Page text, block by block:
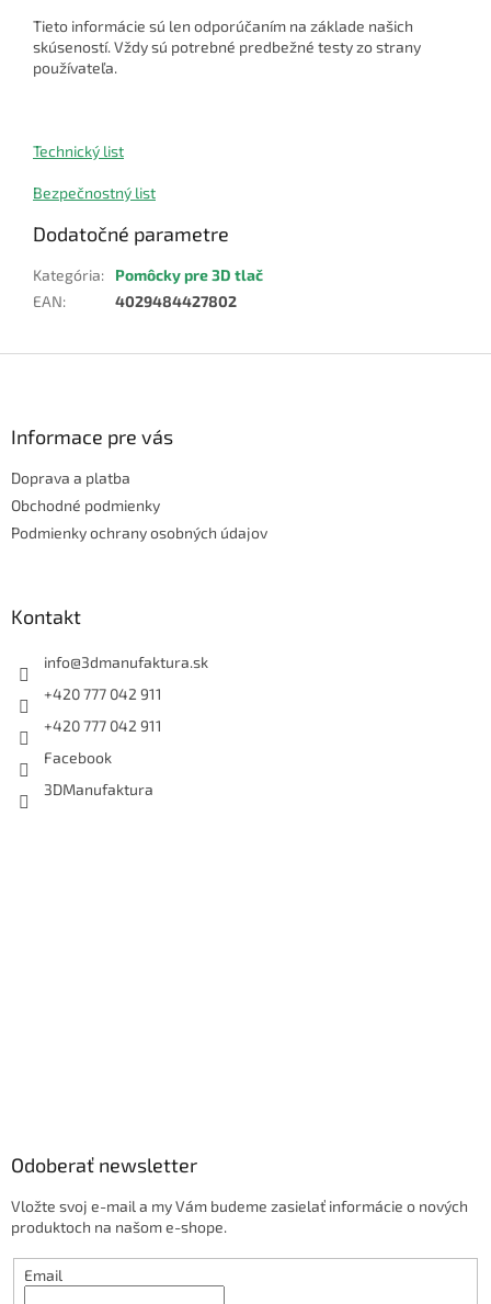
Tieto informácie sú len odporúčaním na základe našich
skúseností. Vždy sú potrebné predbežné testy zo strany
používateľa.
Technický list
Bezpečnostný list
Dodatočné parametre
Kategória:
Pomôcky pre 3D tlač
EAN: 4029484427802
Informace pre vás
Doprava a platba
Obchodné podmienky
Podmienky ochrany osobných údajov
Kontakt
info@3dmanufaktura.sk
+420 777 042 911
+420 777 042 911
Facebook
3DManufaktura
Odoberať newsletter
Vložte svoj e-mail a my Vám budeme zasielať informácie o nových
produktoch na našom e-shope.
Email